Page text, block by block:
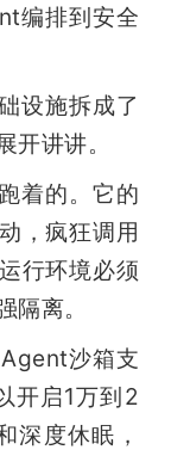
编排到安全
设施拆成了
开讲讲。
着的。它的
，疯狂调用
行环境必须
隔离。
沙箱支
开启1万到2
深度休眠，